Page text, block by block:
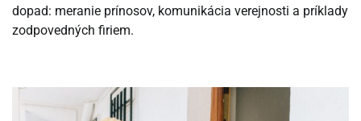
dopad: meranie prínosov, komunikácia verejnosti a príklady
zodpovedných firiem.